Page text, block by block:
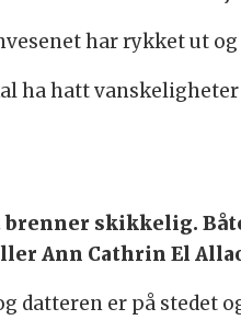
har rykket ut
ha hatt
brenner skikkelig.
Ann Cathrin El
datteren er på stedet